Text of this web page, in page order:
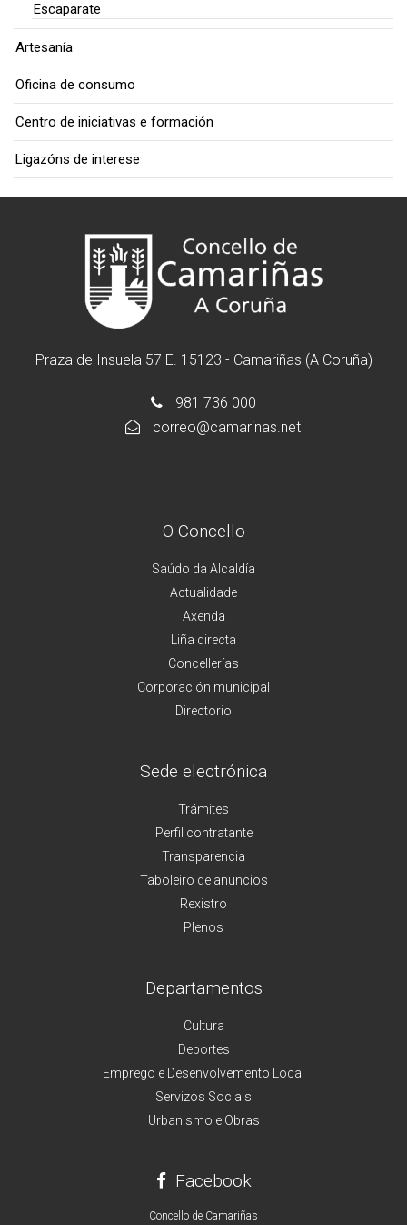
Escaparate
Artesanía
Oficina de consumo
Centro de iniciativas e formación
Ligazóns de interese
Praza de Insuela 57 E. 15123 - Camariñas (A Coruña)
981 736 000
correo@camarinas.net
O Concello
Saúdo da Alcaldía
Actualidade
Axenda
Liña directa
Concellerías
Corporación municipal
Directorio
Sede electrónica
Trámites
Perfil contratante
Transparencia
Taboleiro de anuncios
Rexistro
Plenos
Departamentos
Cultura
Deportes
Emprego e Desenvolvemento Local
Servizos Sociais
Urbanismo e Obras
Facebook
Concello de Camariñas